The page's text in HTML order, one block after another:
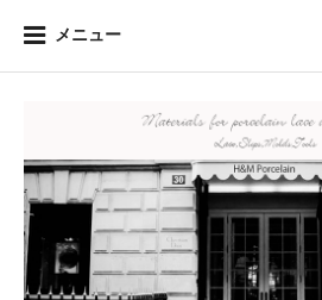
メニュー